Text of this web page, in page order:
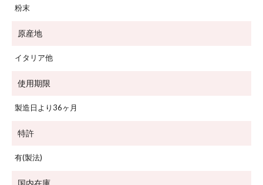
粉末
原産地
イタリア他
使用期限
製造日より36ヶ月
特許
有(製法)
国内在庫